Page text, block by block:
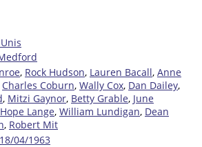
, Rock Hudson, Lauren Bacall, Anne
Charles Coburn, Wally Cox, Dan Dailey,
, Mitzi Gaynor, Betty Grable, June
Hope Lange, William Lundigan, Dean
, Robert Mit
18/04/1963